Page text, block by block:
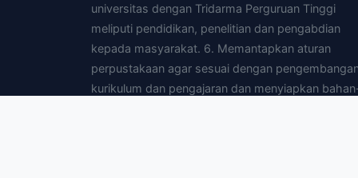
universitas dengan Tridarma Perguruan Tinggi
meliputi pendidikan, penelitian dan pengabdian
kepada masyarakat. 6. Memantapkan aturan
perpustakaan agar sesuai dengan
kurikulum dan pengajaran dan menyiapkan